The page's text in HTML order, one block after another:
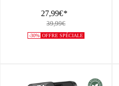
27,99€*
39,99€
-30% OFFRE SPÉCIALE